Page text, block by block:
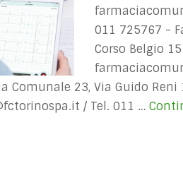
011 725767 -
Corso Belgio
Comunale 23, Via Guido Reni
/ Tel. 011 …